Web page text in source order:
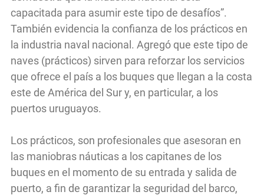
capacitada para asumir este tipo de desafíos”.
También evidencia la confianza de los prácticos en
la industria naval nacional. Agregó que este tipo de
naves (prácticos) sirven para reforzar los servicios
que ofrece el país a los buques que llegan a la costa
este de América del Sur y, en particular, a los
puertos uruguayos.
Los prácticos, son profesionales que asesoran en
las maniobras náuticas a los capitanes de los
buques en el momento de su entrada y salida de
puerto, a fin de garantizar la seguridad del barco,